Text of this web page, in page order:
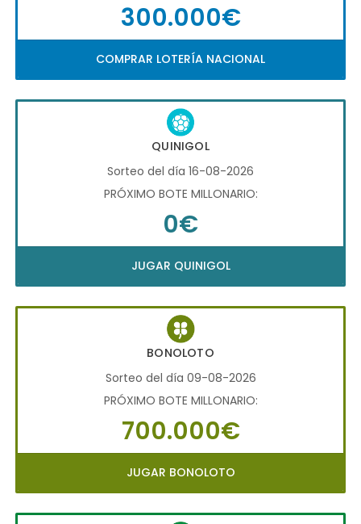
300.000€
COMPRAR LOTERÍA NACIONAL
QUINIGOL
Sorteo del día 16-08-2026
PRÓXIMO BOTE MILLONARIO:
0€
JUGAR QUINIGOL
BONOLOTO
Sorteo del día 09-08-2026
PRÓXIMO BOTE MILLONARIO:
700.000€
JUGAR BONOLOTO